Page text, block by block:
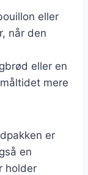
eller
når den
eller en
mere
er
en
holder